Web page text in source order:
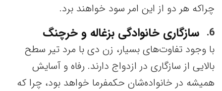
چراکه هر دو از این امر سود خواهند برد.
6
سازگاری خانوادگی بزغاله و خرچنگ
با وجود تفاوت‌های بسیار، زن دی با مرد تیر سطح
بالایی از سازگاری در ازدواج دارند. رفاه و آسایش
همیشه در خانواده‌شان حکمفرما خواهد بود، چرا که